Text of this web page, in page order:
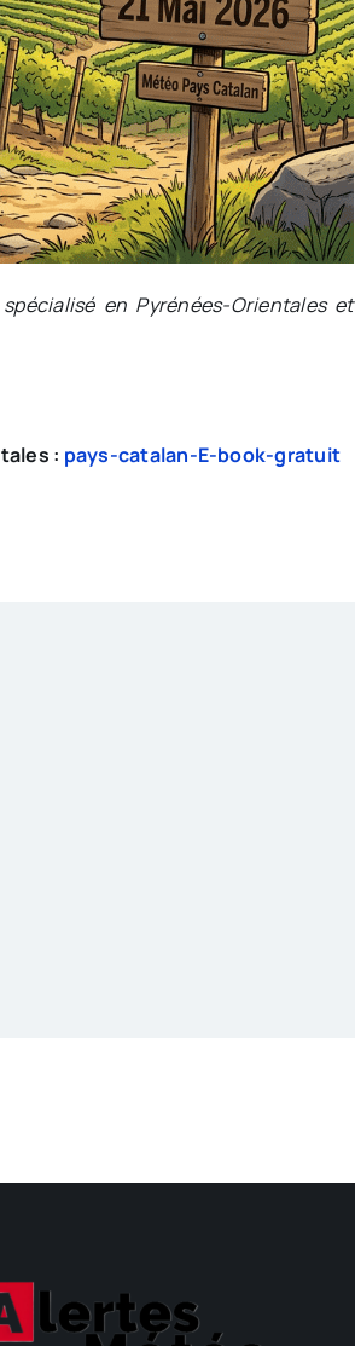
en Pyrénées-Orientales et
: pays-catalan-E-book-gratuit